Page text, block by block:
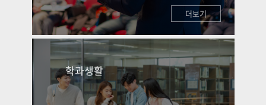
더보기
학과생활